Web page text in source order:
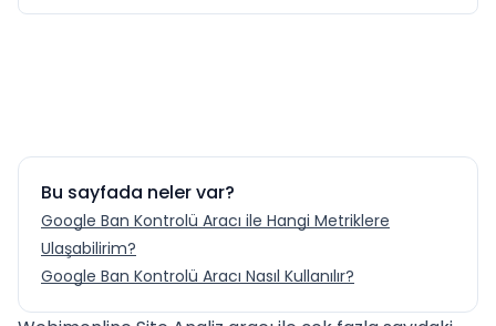
Bu sayfada neler var?
Google Ban Kontrolü Aracı ile Hangi Metriklere
Ulaşabilirim?
Google Ban Kontrolü Aracı Nasıl Kullanılır?